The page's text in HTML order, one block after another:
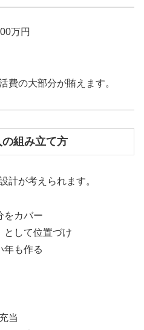
万円
費の大部分が賄えます。
組み立て方
計が考えられます。
をカバー
として位置づけ
年も作る
当